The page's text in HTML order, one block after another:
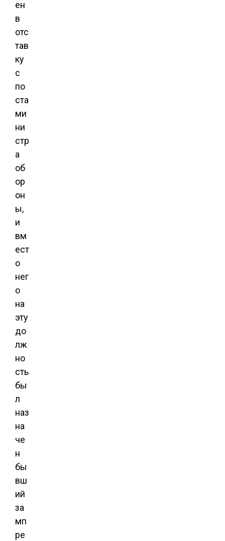
ен
в
отс
тав
ку
с
по
ста
ми
ни
стр
а
об
ор
он
ы,
и
вм
ест
о
нег
о
на
эту
до
лж
но
сть
бы
л
наз
на
че
н
бы
вш
ий
за
мп
ре